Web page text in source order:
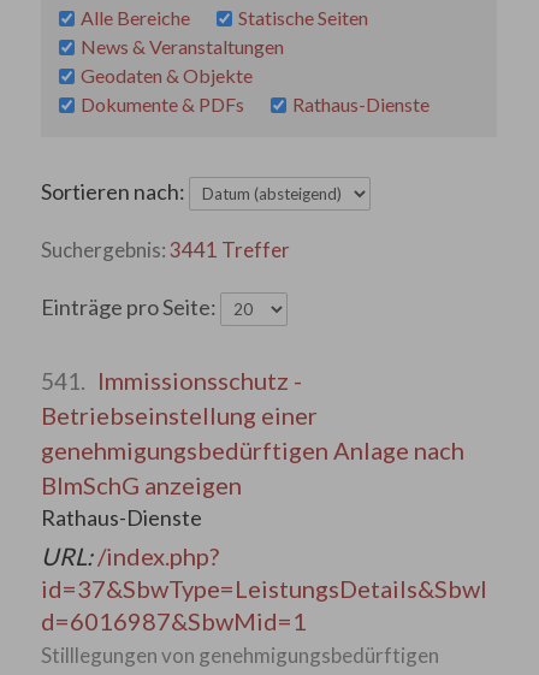
Alle Bereiche
Statische Seiten
News & Veranstaltungen
Geodaten & Objekte
Dokumente & PDFs
Rathaus-Dienste
Sortieren nach:
3441 Treffer
Einträge pro Seite:
541. Immissionsschutz -
Betriebseinstellung einer
genehmigungsbedürftigen Anlage nach
BImSchG anzeigen
Rathaus-Dienste
URL:/index.php?
id=37&SbwType=LeistungsDetails&SbwI
d=6016987&SbwMid=1
Stilllegungen von genehmigungsbedürftigen